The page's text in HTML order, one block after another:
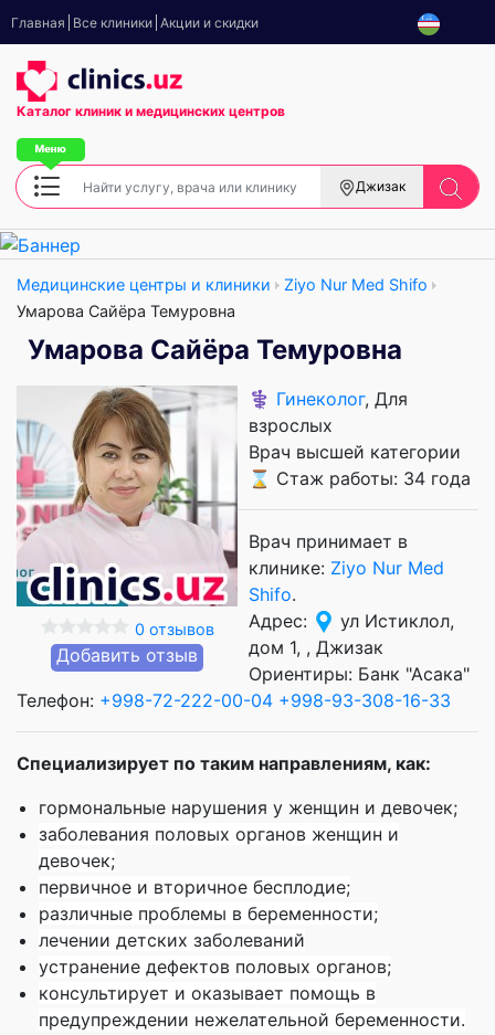
Главная Все клиники Акции и скидки
Каталог клиник и медицинских центров
Джизак
Медицинские центры и клиники
Ziyo Nur Med Shifo
Умарова Сайёра Темуровна
Умарова Сайёра Темуровна
0 отзывов
Добавить отзыв
⚕️ Гинеколог, Для
взрослых
Врач высшей категории
⌛ Стаж работы: 34 года
Врач принимает в
клинике: Ziyo Nur Med
Shifo.
Адрес:
ул Истиклол,
дом 1, , Джизак
Ориентиры: Банк "Асака"
Телефон: +998-72-222-00-04 +998-93-308-16-33
Специализирует по таким направлениям, как:
гормональные нарушения у женщин и девочек;
заболевания половых органов женщин и
девочек;
первичное и вторичное бесплодие;
различные проблемы в беременности;
лечении детских заболеваний
устранение дефектов половых органов;
консультирует и оказывает помощь в
предупреждении нежелательной беременности.